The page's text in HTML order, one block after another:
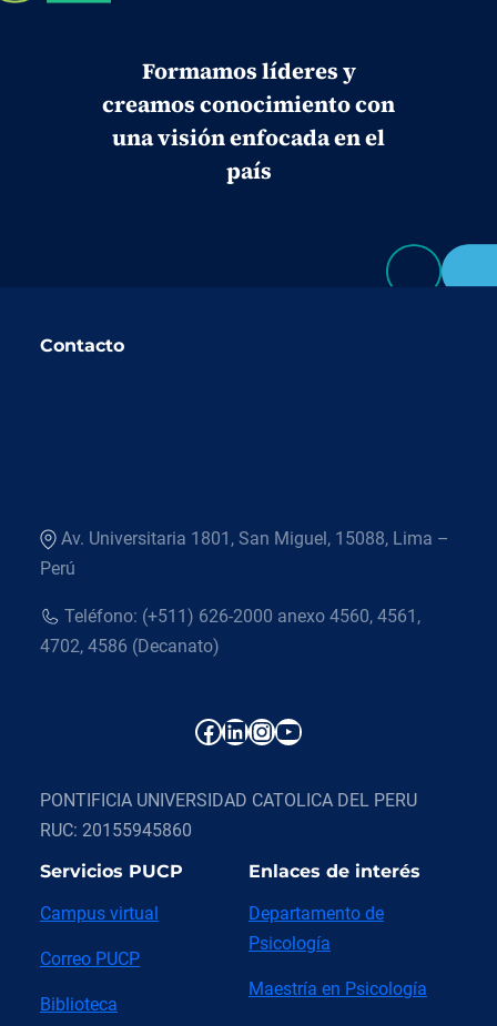
Formamos líderes y
creamos conocimiento con
una visión enfocada en el
país
Contacto
Av. Universitaria 1801, San Miguel, 15088, Lima –
Perú
Teléfono: (+511) 626-2000 anexo 4560, 4561,
4702, 4586 (Decanato)
Facebook LinkedIn InstagramYouTube
PONTIFICIA UNIVERSIDAD CATOLICA DEL PERU
RUC: 20155945860
Servicios PUCP
Campus virtual
Correo PUCP
Biblioteca
Enlaces de interés
Departamento de
Psicología
Maestría en Psicología